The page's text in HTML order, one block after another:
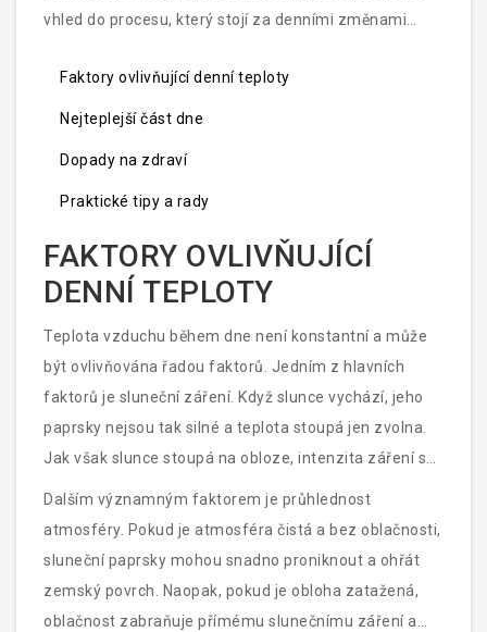
vhled do procesu, který stojí za denními změnami
vypořádat.
Faktory ovlivňující denní teploty
Nejteplejší část dne
Dopady na zdraví
Praktické tipy a rady
FAKTORY OVLIVŇUJÍCÍ
DENNÍ TEPLOTY
Teplota vzduchu během dne není konstantní a může
být ovlivňována řadou faktorů. Jedním z hlavních
faktorů je sluneční záření. Když slunce vychází, jeho
paprsky nejsou tak silné a teplota stoupá jen zvolna.
Jak však slunce stoupá na obloze, intenzita záření se
zvyšuje a vzduch se rychleji zahřívá. Nejvyšší intenzita
slunečního záření nastává kolem poledne.
Dalším významným faktorem je průhlednost
atmosféry. Pokud je atmosféra čistá a bez oblačnosti,
sluneční paprsky mohou snadno proniknout a ohřát
zemský povrch. Naopak, pokud je obloha zatažená,
oblačnost zabraňuje přímému slunečnímu záření a